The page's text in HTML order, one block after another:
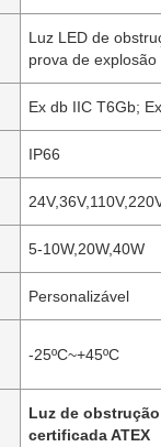
Luz LED de
prova de explosão
Ex db IIC T6Gb;
IP66
5-10W,20W,40W
Personalizável
-25ºC~+45ºC
Luz de
certificada ATEX